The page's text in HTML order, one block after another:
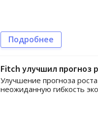
Подробнее
Fitch улучшил прогноз
Улучшение прогноза
неожиданную гибкость